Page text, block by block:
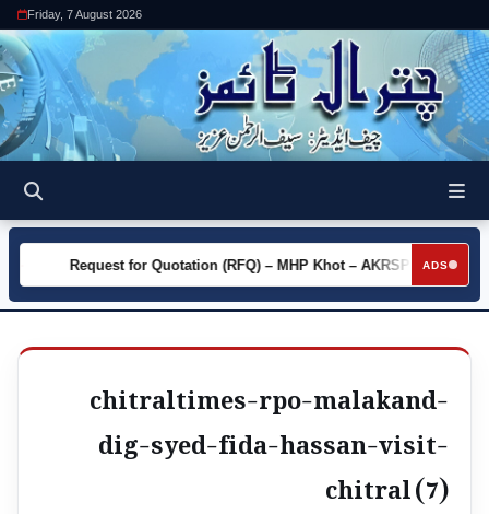
Friday, 7 August 2026
ADS
►
Request for Quotation (RFQ) – MHP Khot – AKRSP
chitraltimes-rpo-malakand-
dig-syed-fida-hassan-visit-
chitral (7)